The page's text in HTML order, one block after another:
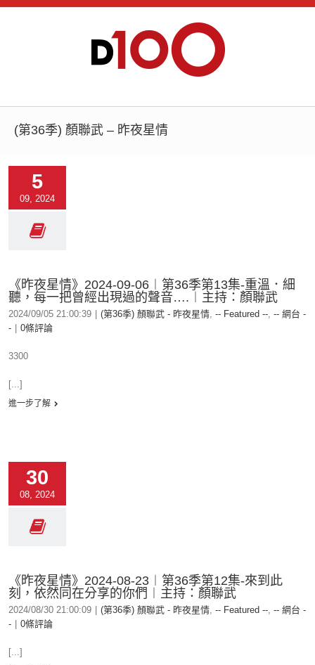
(第36季) 顏聯武 – 昨夜星情
5
09, 2024
《昨夜星情》2024-09-06︱第36季第13集-重溫．細
聽，每一把曾經出現過的聲音….︱主持：顏聯武
2024/09/05 21:00:39 (第36季) 顏聯武 - 昨夜星情, -- Featured --, -- 網台 -
-
0條評論
3300
[...]
進一步了解
30
08, 2024
《昨夜星情》2024-08-23︱第36季第12集-來到此
刻，依然同在分享的你們︱主持：顏聯武
2024/08/30 21:00:09 (第36季) 顏聯武 - 昨夜星情, -- Featured --, -- 網台 -
-
0條評論
[...]